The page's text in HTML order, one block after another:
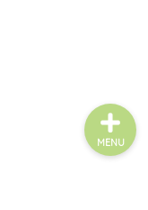
MENU